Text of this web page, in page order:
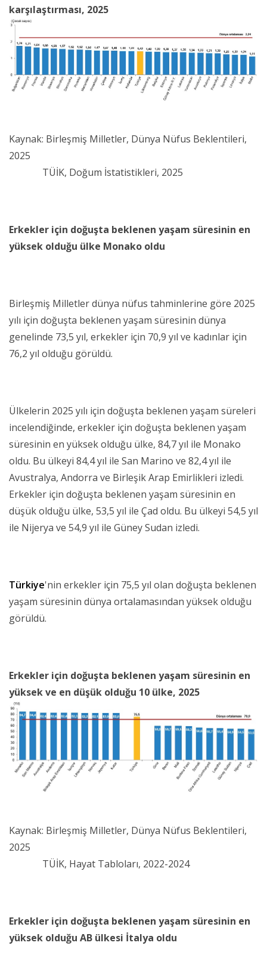
karşılaştırması, 2025
Kaynak: Birleşmiş Milletler, Dünya Nüfus Beklentileri,
2025
TÜİK, Doğum İstatistikleri, 2025
Erkekler için doğuşta beklenen yaşam süresinin en
yüksek olduğu ülke Monako oldu
Birleşmiş Milletler dünya nüfus tahminlerine göre 2025
yılı için doğuşta beklenen yaşam süresinin dünya
genelinde 73,5 yıl, erkekler için 70,9 yıl ve kadınlar için
76,2 yıl olduğu görüldü.
Ülkelerin 2025 yılı için doğuşta beklenen yaşam süreleri
incelendiğinde, erkekler için doğuşta beklenen yaşam
süresinin en yüksek olduğu ülke, 84,7 yıl ile Monako
oldu. Bu ülkeyi 84,4 yıl ile San Marino ve 82,4 yıl ile
Avustralya, Andorra ve Birleşik Arap Emirlikleri izledi.
Erkekler için doğuşta beklenen yaşam süresinin en
düşük olduğu ülke, 53,5 yıl ile Çad oldu. Bu ülkeyi 54,5 yıl
ile Nijerya ve 54,9 yıl ile Güney Sudan izledi.
Türkiye'nin erkekler için 75,5 yıl olan doğuşta beklenen
yaşam süresinin dünya ortalamasından yüksek olduğu
görüldü.
Erkekler için doğuşta beklenen yaşam süresinin en
yüksek ve en düşük olduğu 10 ülke, 2025
Kaynak: Birleşmiş Milletler, Dünya Nüfus Beklentileri,
2025
TÜİK, Hayat Tabloları, 2022-2024
Erkekler için doğuşta beklenen yaşam süresinin en
yüksek olduğu AB ülkesi İtalya oldu